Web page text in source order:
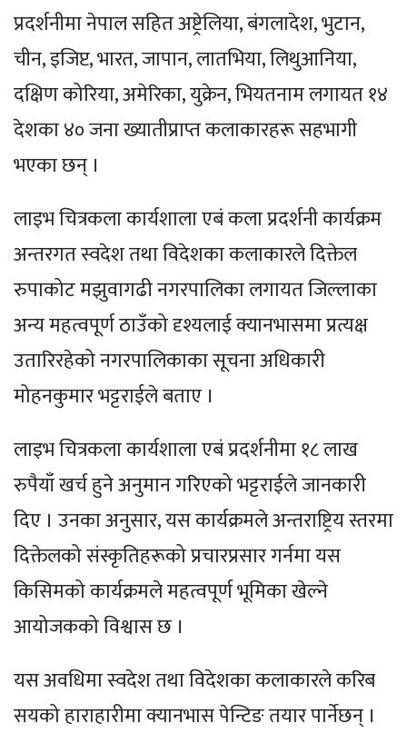
प्रदर्शनीमा नेपाल सहित अष्ट्रेलिया, बंगलादेश, भुटान,
चीन, इजिप्ट, भारत, जापान, लातभिया, लिथुआनिया,
दक्षिण कोरिया, अमेरिका, युक्रेन, भियतनाम लगायत १४
देशका ४० जना ख्यातीप्राप्त कलाकारहरू सहभागी
भएका छन् ।
लाइभ चित्रकला कार्यशाला एबं कला प्रदर्शनी कार्यक्रम
अन्तरगत स्वदेश तथा विदेशका कलाकारले दिक्तेल
रुपाकोट मझुवागढी नगरपालिका लगायत जिल्लाका
अन्य महत्वपूर्ण ठाउँको दृश्यलाई क्यानभासमा प्रत्यक्ष
उतारिरहेको नगरपालिकाका सूचना अधिकारी
मोहनकुमार भट्टराईले बताए ।
लाइभ चित्रकला कार्यशाला एबं प्रदर्शनीमा १८ लाख
रुपैयाँ खर्च हुने अनुमान गरिएको भट्टराईले जानकारी
दिए । उनका अनुसार, यस कार्यक्रमले अन्तराष्ट्रिय स्तरमा
दिक्तेलको संस्कृतिहरूको प्रचारप्रसार गर्नमा यस
किसिमको कार्यक्रमले महत्वपूर्ण भूमिका खेल्ने
आयोजकको विश्वास छ ।
यस अवधिमा स्वदेश तथा विदेशका कलाकारले करिब
सयको हाराहारीमा क्यानभास पेन्टिङ तयार पार्नेछन् ।